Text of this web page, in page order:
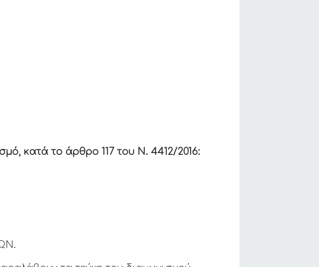
κατά το άρθρο 117 του Ν. 4412/2016: